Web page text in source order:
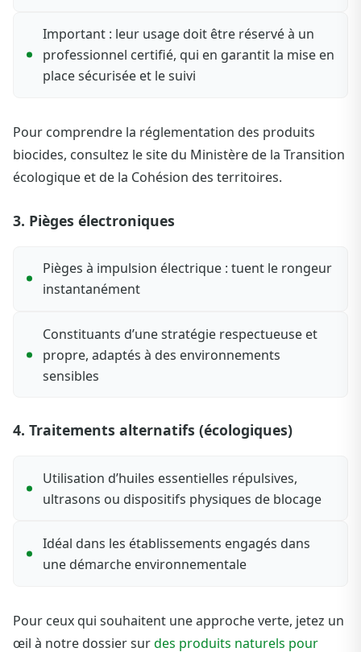
Important : leur usage doit être réservé à un
professionnel certifié, qui en garantit la mise en
place sécurisée et le suivi
Pour comprendre la réglementation des produits
biocides, consultez le site du Ministère de la Transition
écologique et de la Cohésion des territoires.
3. Pièges électroniques
Pièges à impulsion électrique : tuent le rongeur
instantanément
Constituants d’une stratégie respectueuse et
propre, adaptés à des environnements
sensibles
4. Traitements alternatifs (écologiques)
Utilisation d’huiles essentielles répulsives,
ultrasons ou dispositifs physiques de blocage
Idéal dans les établissements engagés dans
une démarche environnementale
Pour ceux qui souhaitent une approche verte, jetez un
œil à notre dossier surdes produits naturels pour